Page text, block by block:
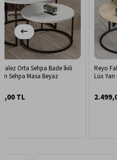
Reyo Falez Orta Sehpa Bade İkili
Lüx Yan Sehpa Masa Traverten
2.499,00 TL